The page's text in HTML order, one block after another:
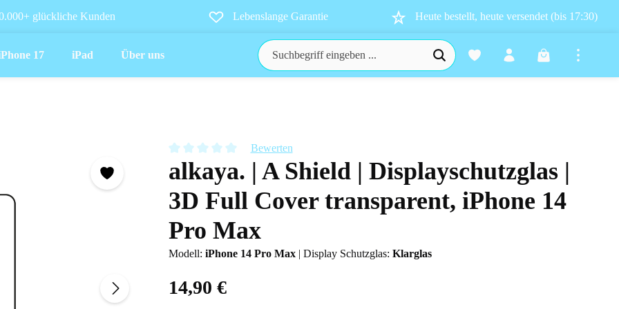
glückliche Kunden Lebenslange Garantie Heute bestellt, heute versendet (bis 17:30)
17 iPad Über uns
Warenkorb
Durchschnittliche Bewertung von 0 von 5 Sternen
Bewerten
alkaya. | A Shield | Displayschutzglas |
3D Full Cover transparent, iPhone 14
Pro Max
Modell: iPhone 14 Pro Max | Display Schutzglas: Klarglas
14,90 €